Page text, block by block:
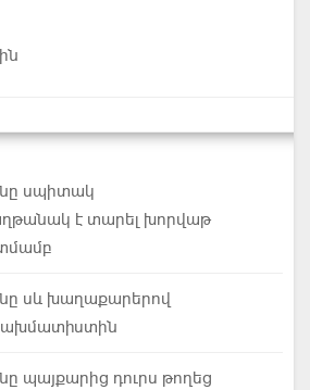
սպիտակ
է տարել խորվաթ
սև խաղաքարերով
պայքարից դուրս թողեց